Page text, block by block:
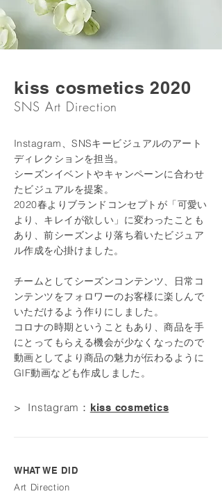
kiss cosmetics 2020
SNS Art Direction
Instagram、SNSキービジュアルのアート
ディレクションを担当。
シーズンイベントやキャンペーンに合わせ
たビジュアルを提案。
2020春よりブランドコンセプトが「可愛い
より、キレイが欲しい」 に変わったことも
あり、前シーズンより落ち着いたビジュア
ル作成を心掛けました。
チームとしてシーズンコンテンツ、日常コ
ンテンツをフォロワーのお客様に楽しんで
いただけるよう作りにしました。
コロナの時期ということもあり、商品を手
にとってもらえる機会が少なくなったので​​
動画としてより商品の魅力が伝わるよう に
GIF動画なども作成しました。
> Instagram： kiss cosmetics
WHAT WE DID
Art Direction